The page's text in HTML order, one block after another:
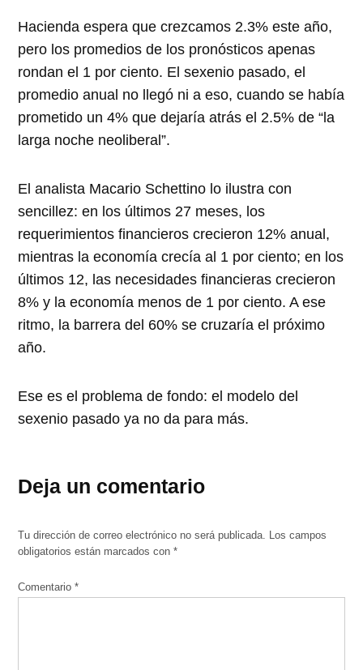
Hacienda espera que crezcamos 2.3% este año,
pero los promedios de los pronósticos apenas
rondan el 1 por ciento. El sexenio pasado, el
promedio anual no llegó ni a eso, cuando se había
prometido un 4% que dejaría atrás el 2.5% de “la
larga noche neoliberal”.
El analista Macario Schettino lo ilustra con
sencillez: en los últimos 27 meses, los
requerimientos financieros crecieron 12% anual,
mientras la economía crecía al 1 por ciento; en los
últimos 12, las necesidades financieras crecieron
8% y la economía menos de 1 por ciento. A ese
ritmo, la barrera del 60% se cruzaría el próximo
año.
Ese es el problema de fondo: el modelo del
sexenio pasado ya no da para más.
Deja un comentario
Tu dirección de correo electrónico no será publicada. Los campos
obligatorios están marcados con*
Comentario*